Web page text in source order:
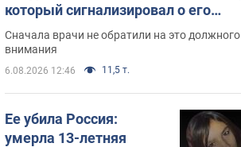
который сигнализировал о его
"агрессивном" раке
Сначала врачи не обратили на это должного
внимания
6.08.2026 12:46 11,5 т.
Ее убила Россия:
умерла 13-летняя